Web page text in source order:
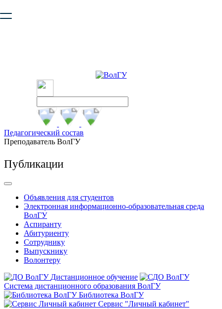
безопасную работу с сайтом. Пожалуйста
Педагогический состав
Преподаватель ВолГУ
Публикации
Объявления для студентов
Электронная информационно-образовательная среда
ВолГУ
Аспиранту
Абитуриенту
Сотруднику
Выпускнику
Волонтеру
Дистанционное обучение
Система дистанционного образования ВолГУ
Библиотека ВолГУ
Сервис "Личный кабинет"